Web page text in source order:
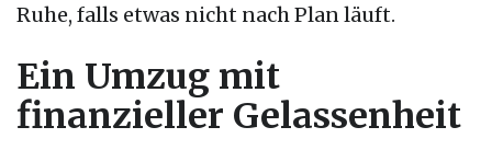
Ruhe, falls etwas nicht nach Plan läuft.
Ein Umzug mit
finanzieller Gelassenheit